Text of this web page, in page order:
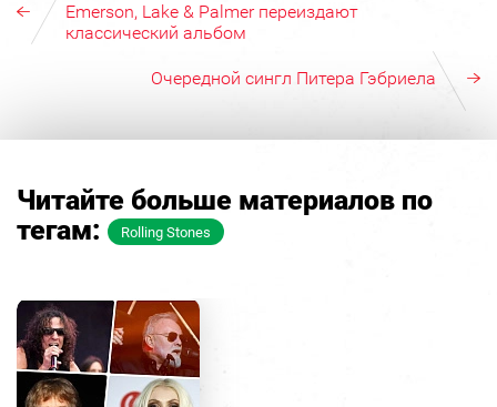
Emerson, Lake & Palmer переиздают
классический альбом
Очередной сингл Питера Гэбриела
Читайте больше материалов по
тегам:
Rolling Stones